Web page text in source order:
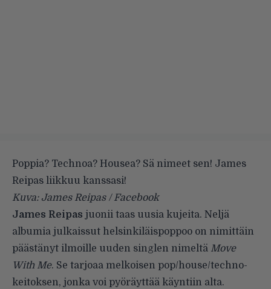
Poppia? Technoa? Housea? Sä nimeet sen! James
Reipas liikkuu kanssasi!
Kuva: James Reipas / Facebook
James Reipas juonii taas uusia kujeita. Neljä
albumia julkaissut helsinkiläispoppoo on nimittäin
päästänyt ilmoille uuden singlen nimeltä Move
With Me. Se tarjoaa melkoisen pop/house/techno-
keitoksen, jonka voi pyöräyttää käyntiin alta.